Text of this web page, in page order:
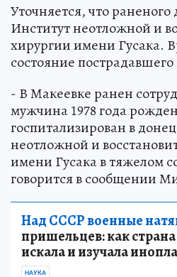
Уточняется, что раненого
Институт неотложной и
хирургии имени Гусака.
состояние
- В Макеевке ранен
мужчина 1978 года
госпитализирован в
неотложной и
имени Гусака в тяжелом
говорится в сообщении
Над СССР военные
пришельцев: как страна
искала и изучала
НАУКА